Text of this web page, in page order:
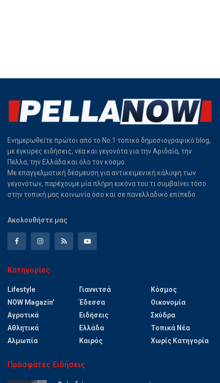
Ενημερωθείτε πρώτοι από το Νο.1 τοπικό δημοσιογραφικό blog,
με έγκυρες ειδήσεις, νέα και γεγονότα για την Αριδαία, την
Πέλλα, την Ελλάδα και όλο τον κόσμο.
Με επαγγελματική δέσμευση για αντικειμενική κάλυψη των
γεγονότων, παρέχουμε μία πλήρη εικόνα του τι συμβαίνει τόσο
στην τοπική μας κοινωνία όσο και σε πανελλαδικό επίπεδο.
Ακολουθήστε μας
Κατηγορίες
Lifestyle
NOW Magazin'
Αγροτικά
Αθλητικά
Αλμωπία
Γιαννιτσά
Έδεσσα
Ειδήσεις
Ελλάδα
Καιρός
Κόσμος
Οικονομία
Σκύδρα
Τοπικά Νέα
Χωρίς Κατηγορία
Πρόσφατες Ειδήσεις